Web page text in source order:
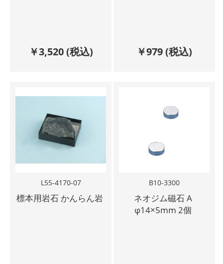
￥3,520(税込) ￥979(税込)
L55-4170-07
標本用岩石 かんらん岩
B10-3300
ネオジム磁石 A
φ14×5mm 2個